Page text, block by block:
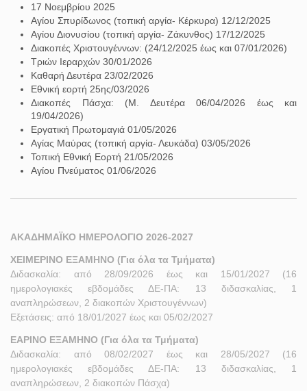
17 Νοεμβρίου 2025
Αγίου Σπυρίδωνος (τοπική αργία- Κέρκυρα) 12/12/2025
Αγίου Διονυσίου (τοπική αργία- Ζάκυνθος) 17/12/2025
Διακοπές Χριστουγέννων: (24/12/2025 έως και 07/01/2026)
Τριών Ιεραρχών 30/01/2026
Καθαρή Δευτέρα 23/02/2026
Εθνική εορτή 25ης/03/2026
Διακοπές Πάσχα: (Μ. Δευτέρα 06/04/2026 έως και
19/04/2026)
Εργατική Πρωτομαγιά 01/05/2026
Αγίας Μαύρας (τοπική αργία- Λευκάδα) 03/05/2026
Τοπική Εθνική Εορτή 21/05/2026
Αγίου Πνεύματος 01/06/2026
ΑΚΑΔΗΜΑΪΚΟ ΗΜΕΡΟΛΟΓΙΟ 2026-2027
ΧΕΙΜΕΡΙΝΟ ΕΞΑΜΗΝΟ (Για όλα τα Τμήματα)
Διδασκαλία: από 28/09/2026 έως και 15/01/2027 (16
ημερολογιακές εβδομάδες ΔΕ-ΠΑ: 13 διδασκαλίας, 1
αναπληρώσεων, 2 διακοπών Χριστουγέννων)
Εξετάσεις: από 18/01/2027 έως και 05/02/2027
ΕΑΡΙΝΟ ΕΞΑΜΗΝΟ (Για όλα τα Τμήματα)
Διδασκαλία: από 08/02/2027 έως και 28/05/2027 (16
ημερολογιακές εβδομάδες ΔΕ-ΠΑ: 13 διδασκαλίας, 1
αναπληρώσεων, 2 διακοπών Πάσχα)